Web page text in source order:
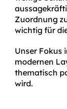
Zuordnung
wichtig für
Unser Fokus
modernen
thematisch
wird.